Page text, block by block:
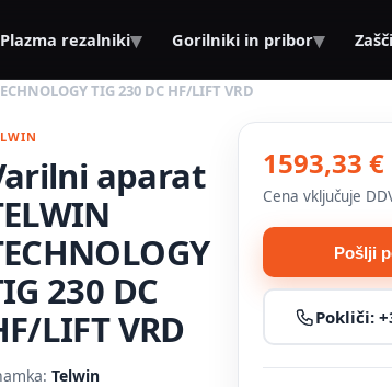
Plazma rezalniki▾ Gorilniki in pribor▾
TIG 230 DC HF/LIFT VRD
aparat
230 DC
LIFT VRD
Telwin
1593,33 €
Cena vključuje
Pošlji
Pokliči: